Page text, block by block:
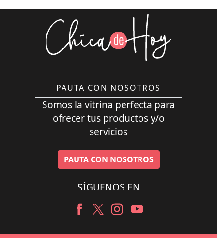
PAUTA CON NOSOTROS
Somos la vitrina perfecta para
ofrecer tus productos y/o
servicios
PAUTA CON NOSOTROS
SÍGUENOS EN